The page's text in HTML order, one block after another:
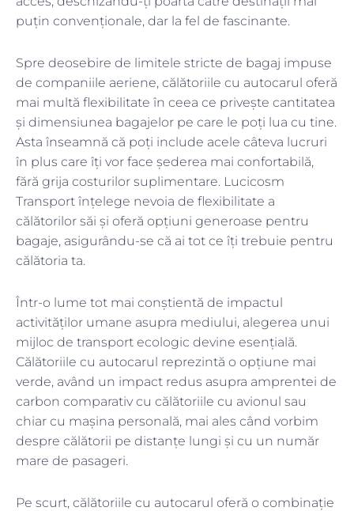
puțin convenționale, dar la fel de fascinante.
Spre deosebire de limitele stricte de bagaj impuse
de companiile aeriene, călătoriile cu autocarul oferă
mai multă flexibilitate în ceea ce privește cantitatea
și dimensiunea bagajelor pe care le poți lua cu tine.
Asta înseamnă că poți include acele câteva lucruri
în plus care îți vor face șederea mai confortabilă,
fără grija costurilor suplimentare. Lucicosm
Transport înțelege nevoia de flexibilitate a
călătorilor săi și oferă opțiuni generoase pentru
bagaje, asigurându-se că ai tot ce îți trebuie pentru
călătoria ta.
Într-o lume tot mai conștientă de impactul
activităților umane asupra mediului, alegerea unui
mijloc de transport ecologic devine esențială.
Călătoriile cu autocarul reprezintă o opțiune mai
verde, având un impact redus asupra amprentei de
carbon comparativ cu călătoriile cu avionul sau
chiar cu mașina personală, mai ales când vorbim
despre călătorii pe distanțe lungi și cu un număr
mare de pasageri.
Pe scurt, călătoriile cu autocarul oferă o combinație